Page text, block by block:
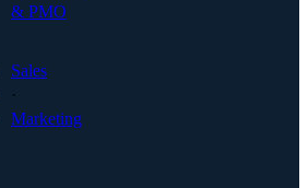
& PMO
Sales
·
Marketing